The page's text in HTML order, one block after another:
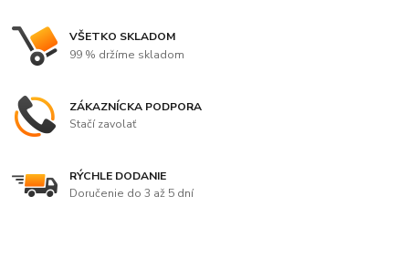
VŠETKO SKLADOM
99 % držíme skladom
ZÁKAZNÍCKA PODPORA
Stačí zavolať
RÝCHLE DODANIE
Doručenie do 3 až 5 dní